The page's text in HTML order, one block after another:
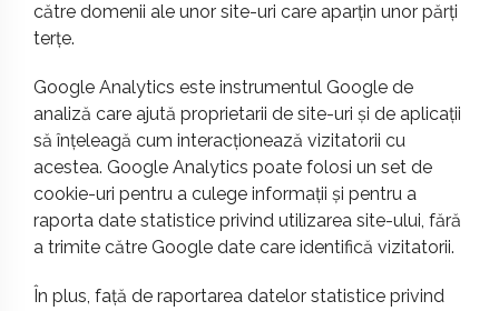
către domenii ale unor site-uri care aparțin unor părți
terțe.
Google Analytics este instrumentul Google de
analiză care ajută proprietarii de site-uri și de aplicații
să înțeleagă cum interacționează vizitatorii cu
acestea. Google Analytics poate folosi un set de
cookie-uri pentru a culege informații și pentru a
raporta date statistice privind utilizarea site-ului, fără
a trimite către Google date care identifică vizitatorii.
În plus, față de raportarea datelor statistice privind